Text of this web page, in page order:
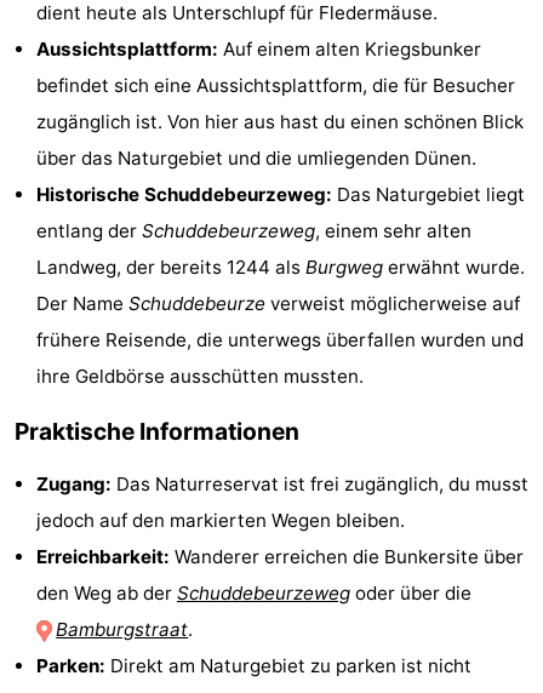
und
trinken
Veranstaltungen
Praktisch
Forum
Route
Parken
Küstetram
Medizin
Brügge
Gent
Ypern
Die
dient heute als Unterschlupf für Fledermäuse.
Aussichtsplattform: Auf einem alten Kriegsbunker
befindet sich eine Aussichtsplattform, die für Besucher
zugänglich ist. Von hier aus hast du einen schönen Blick
über das Naturgebiet und die umliegenden Dünen.
Historische Schuddebeurzeweg: Das Naturgebiet liegt
entlang der Schuddebeurzeweg, einem sehr alten
Landweg, der bereits 1244 als Burgweg erwähnt wurde.
Der Name Schuddebeurze verweist möglicherweise auf
frühere Reisende, die unterwegs überfallen wurden und
ihre Geldbörse ausschütten mussten.
Praktische Informationen
Zugang: Das Naturreservat ist frei zugänglich, du musst
jedoch auf den markierten Wegen bleiben.
Erreichbarkeit: Wanderer erreichen die Bunkersite über
den Weg ab der Schuddebeurzeweg oder über die
Bamburgstraat.
Parken: Direkt am Naturgebiet zu parken ist nicht